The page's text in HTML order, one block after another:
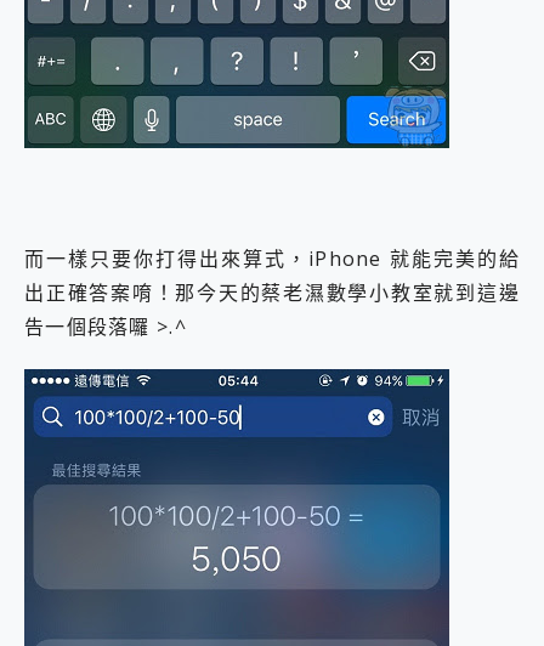
而一樣只要你打得出來算式，iPhone 就能完美的給
出正確答案唷！那今天的蔡老濕數學小教室就到這邊
告一個段落囉 >.^